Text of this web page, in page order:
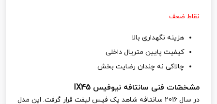
نقاط ضعف
هزینه نگهداری بالا
کیفیت پایین متریال داخلی
چالاکی نه چندان رضایت بخش
مشخصّات فنی سانتافه نیوفیس IX45
در سال 2016 سانتافه شاهد یک فیس لیفت قرار گرفت. این مدل